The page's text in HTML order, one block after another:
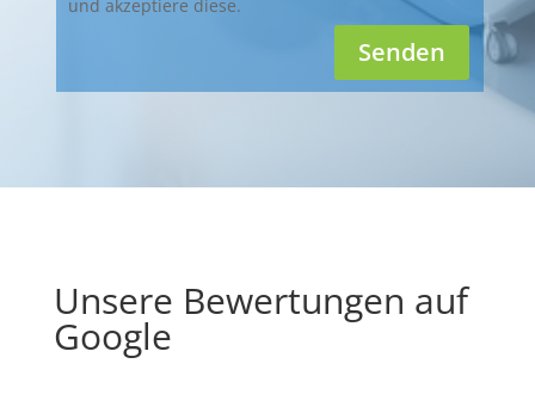
und akzeptiere diese.
Senden
Unsere Bewertungen auf
Google